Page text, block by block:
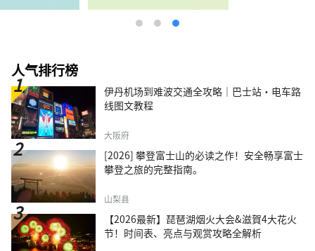
人气排行榜
伊丹机场到难波交通全攻略｜巴士站・电车路
线图文教程
大阪府
[2026] 攀登富士山的必读之作！安全畅享富士
攀登之旅的完整指南。
山梨县
【2026最新】琵琶湖烟火大会&滋賀4大花火
节！时间表、亮点与观赏攻略全解析